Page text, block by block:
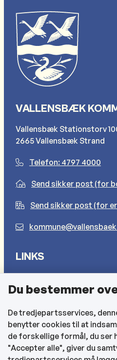
VALLENSBÆK
Vallensbæk Stationstorv
2665 Vallensbæk Strand
Telefon: 4797 4000
Send sikker post (for
Send sikker post (for
LINKS
Cookies
Find EAN-numre
CVR og bankoplysninger
Du bestemmer
De tredjepartsservices,
benytter cookies til at
de forskellige formål, du ser
"Accepter alle", giver du